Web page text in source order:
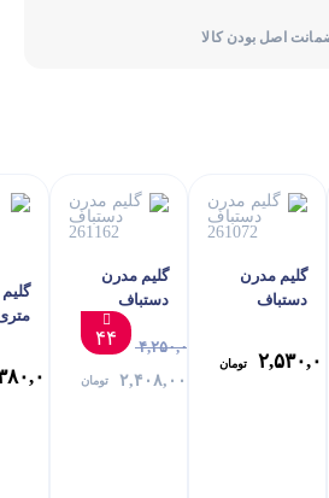
اصل بودن کالا
گلیم مدرن
دستباف
تومان
گلیم مدرن
دستباف
261162
۴,۲۵۰,۰۰۰
۲,۴۰۸,۰۰۰
تومان
۴۴